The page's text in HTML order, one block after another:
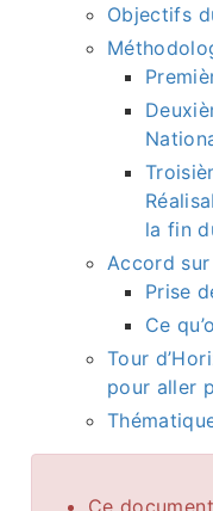
Objectifs
la fin
Accord
Prise
Ce
Tour
pour aller
Ce